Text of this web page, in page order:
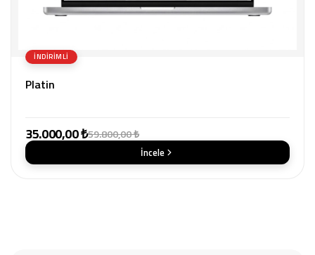
İNDIRIMLI
Platin
35.000,00 ₺59.800,00 ₺
İncele